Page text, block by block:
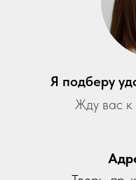
Я подберу
Жду вас к